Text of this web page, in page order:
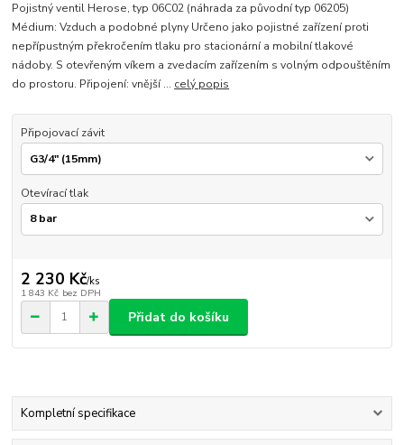
Pojistný ventil Herose, typ 06C02 (náhrada za původní typ 06205)
Médium: Vzduch a podobné plyny Určeno jako pojistné zařízení proti
nepřípustným překročením tlaku pro stacionární a mobilní tlakové
nádoby. S otevřeným víkem a zvedacím zařízením s volným odpouštěním
do prostoru. Připojení: vnější ... celý popis
Připojovací závit
Otevírací tlak
2 230 Kč/ks
1 843 Kč bez DPH
Přidat do košíku
Kompletní specifikace